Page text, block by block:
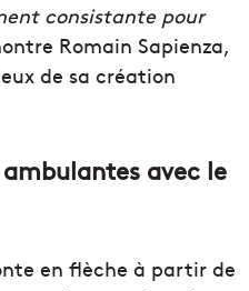
consistante pour
Romain Sapienza,
de sa création
avec le
en flèche à partir de